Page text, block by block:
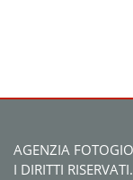
AGENZIA
I DIRITTI RISERVATI.